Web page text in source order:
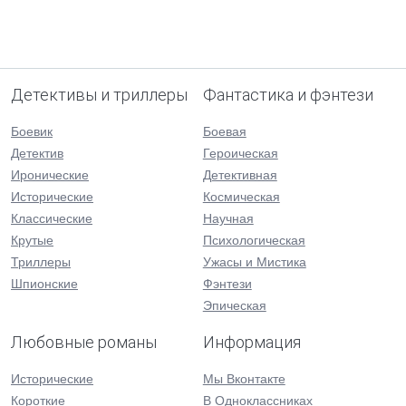
Детективы и триллеры
Боевик
Детектив
Иронические
Исторические
Классические
Крутые
Триллеры
Шпионские
Фантастика и фэнтези
Боевая
Героическая
Детективная
Космическая
Научная
Психологическая
Ужасы и Мистика
Фэнтези
Эпическая
Любовные романы
Исторические
Короткие
Информация
Мы Вконтакте
В Одноклассниках